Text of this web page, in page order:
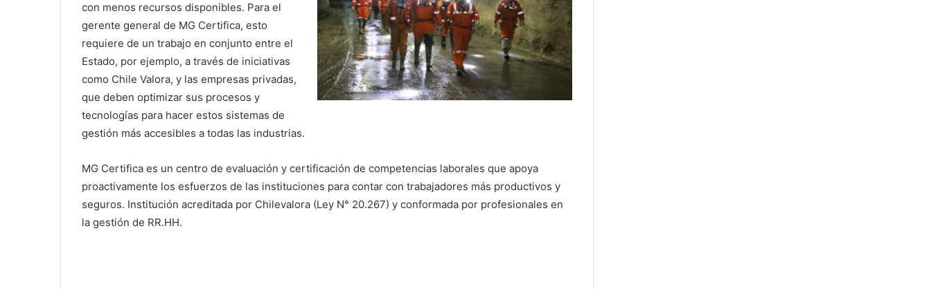
con menos recursos disponibles. Para el
gerente general de MG Certifica, esto
requiere de un trabajo en conjunto entre el
Estado, por ejemplo, a través de iniciativas
como Chile Valora, y las empresas privadas,
que deben optimizar sus procesos y
tecnologías para hacer estos sistemas de
gestión más accesibles a todas las industrias.
MG Certifica es un centro de evaluación y certificación de competencias laborales que apoya
proactivamente los esfuerzos de las instituciones para contar con trabajadores más productivos y
seguros. Institución acreditada por Chilevalora (Ley N° 20.267) y conformada por profesionales en
la gestión de RR.HH.